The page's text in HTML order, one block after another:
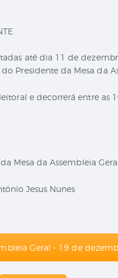
até dia 11 de
Presidente da Mesa da
e decorrerá entre as
Mesa da Assembleia
Jesus Nunes
Geral - 19 de